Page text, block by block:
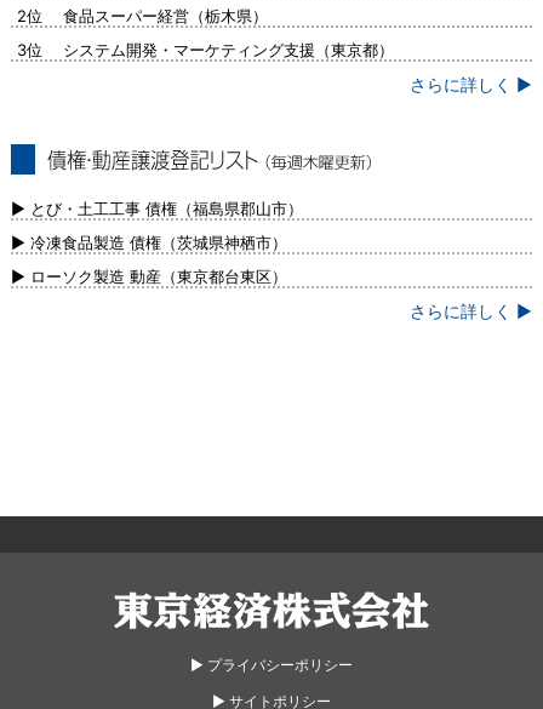
2位 食品スーパー経営（栃木県）
3位 システム開発・マーケティング支援（東京都）
さらに詳しく ▶
新）
▶ とび・土工工事 債権（福島県郡山市）
▶ 冷凍食品製造 債権（茨城県神栖市）
▶ ローソク製造 動産（東京都台東区）
さらに詳しく ▶
▶︎ プライバシーポリシー
▶︎ サイトポリシー